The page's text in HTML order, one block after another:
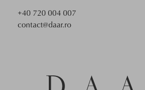
+40 720 004 007
contact@daar.ro